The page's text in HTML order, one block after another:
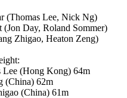
(Thomas Lee, Nick Ng)
(Jon Day, Roland Sommer)
Zhigao, Heaton Zeng)
Lee (Hong Kong) 64m
(China) 62m
(China) 61m